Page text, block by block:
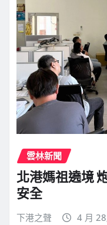
雲林新聞
北港媽祖遶境
安全
下港之聲 4 月